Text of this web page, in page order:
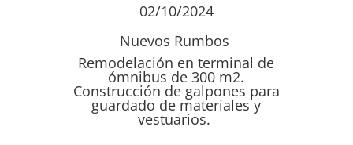
02/10/2024
Nuevos Rumbos
Remodelación en terminal de
ómnibus de 300 m2.
Construcción de galpones para
guardado de materiales y
vestuarios.